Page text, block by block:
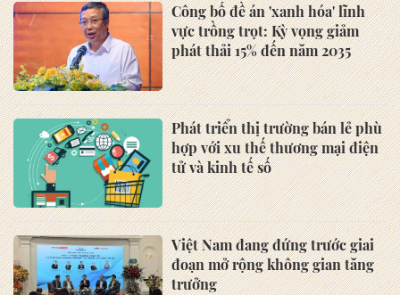
Công bố đề án 'xanh hóa' lĩnh
vực trồng trọt: Kỳ vọng giảm
phát thải 15% đến năm 2035
Phát triển thị trường bán lẻ phù
hợp với xu thế thương mại điện
tử và kinh tế số
Việt Nam đang đứng trước giai
đoạn mở rộng không gian tăng
trưởng